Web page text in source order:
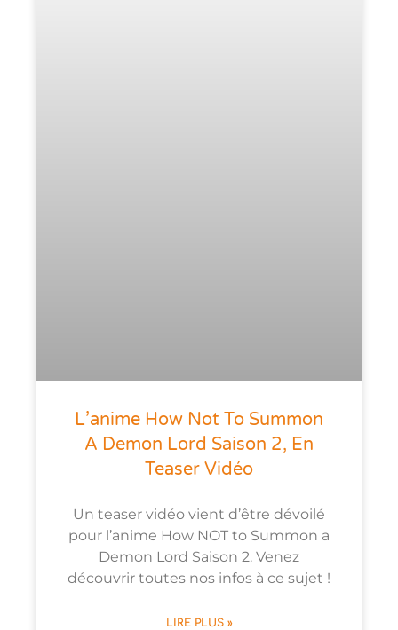
L’anime How Not To Summon
A Demon Lord Saison 2, En
Teaser Vidéo
Un teaser vidéo vient d’être dévoilé
pour l’anime How NOT to Summon a
Demon Lord Saison 2. Venez
découvrir toutes nos infos à ce sujet !
LIRE PLUS »